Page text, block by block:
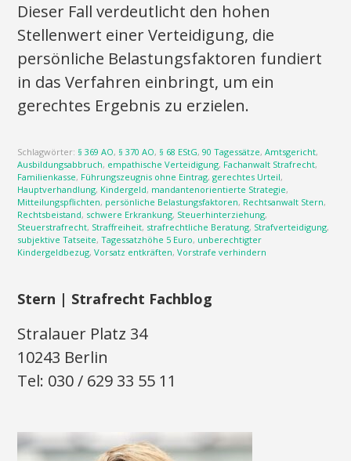
Dieser Fall verdeutlicht den hohen
Stellenwert einer Verteidigung, die
persönliche Belastungsfaktoren fundiert
in das Verfahren einbringt, um ein
gerechtes Ergebnis zu erzielen.
Schlagwörter: § 369 AO, § 370 AO, § 68 EStG,90 Tagessätze,Amtsgericht,
Ausbildungsabbruch, empathische Verteidigung, Fachanwalt Strafrecht,
Familienkasse, Führungszeugnis ohne Eintrag,gerechtes Urteil,
Hauptverhandlung, Kindergeld, mandantenorientierte Strategie,
Mitteilungspflichten, persönliche Belastungsfaktoren, Rechtsanwalt Stern,
Rechtsbeistand, schwere Erkrankung, Steuerhinterziehung,
Steuerstrafrecht, Straffreiheit, strafrechtliche Beratung, Strafverteidigung,
subjektive Tatseite,Tagessatzhöhe 5 Euro, unberechtigter
Kindergeldbezug,Vorsatz entkräften,Vorstrafe verhindern
Stern | Strafrecht Fachblog
Stralauer Platz 34
10243 Berlin
Tel: 030 / 629 33 55 11